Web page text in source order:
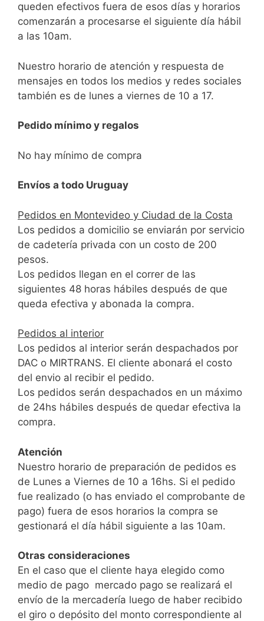
queden efectivos fuera de esos días y horarios
comenzarán a procesarse el siguiente día hábil
a las 10am.
Nuestro horario de atención y respuesta de
mensajes en todos los medios y redes sociales
también es de lunes a viernes de 10 a 17.
Pedido mínimo y regalos
No hay mínimo de compra
Envíos a todo Uruguay
Pedidos en Montevideo y Ciudad de la Costa
Los pedidos a domicilio se enviarán por servicio
de cadetería privada con un costo de 200
pesos.
Los pedidos llegan en el correr de las
siguientes 48 horas hábiles después de que
queda efectiva y abonada la compra.
Pedidos al interior
Los pedidos al interior serán despachados por
DAC o MIRTRANS. El cliente abonará el costo
del envio al recibir el pedido.
Los pedidos serán despachados en un máximo
de 24hs hábiles después de quedar efectiva la
compra.
Atención
Nuestro horario de preparación de pedidos es
de Lunes a Viernes de 10 a 16hs. Si el pedido
fue realizado (o has enviado el comprobante de
pago) fuera de esos horarios la compra se
gestionará el día hábil siguiente a las 10am.
Otras consideraciones
En el caso que el cliente haya elegido como
medio de pago mercado pago se realizará el
envío de la mercadería luego de haber recibido
el giro o depósito del monto correspondiente al